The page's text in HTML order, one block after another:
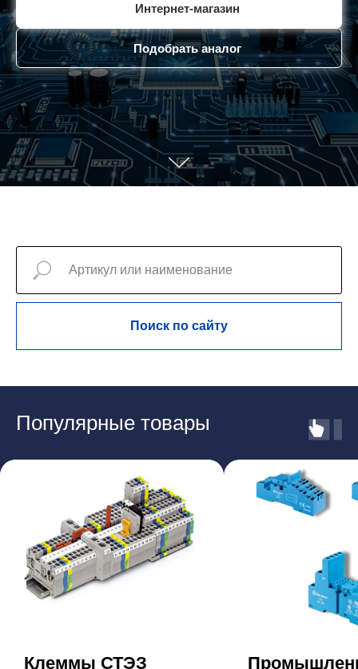
Интернет-магазин
Подобрать аналог
Поиск по сайту
Популярные товары
Клеммы СТЭЗ